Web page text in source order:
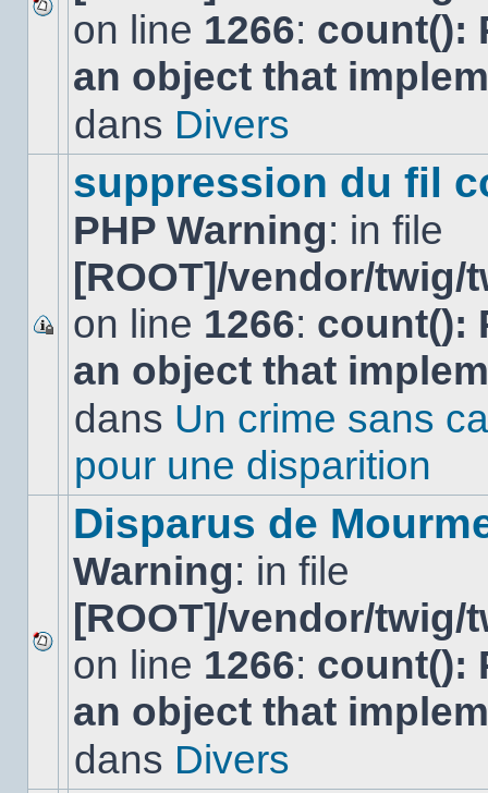
Aucun
nouveau
message
non-
dans
on line 1266: count():
an object that
dans Divers
sujet
est
verrouillé,
vous
pouvez
pas
modifier
messages
poster
réponse.
suppression du fil
PHP Warning: in file
[ROOT]/vendor/
on line 1266: count():
an object that
dans Un crime sans
pour une disparition
Aucun
nouveau
message
non-
dans
Disparus de
Warning: in file
[ROOT]/vendor/
on line 1266: count():
an object that
dans Divers